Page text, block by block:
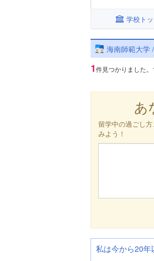
学校ト
海南師範大学
1件見つかりました。
あ
留学中の過ごし
みよう！
私は今から20年